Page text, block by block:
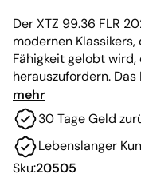
Der XTZ 99.36 FLR
modernen
Fähigkeit gelobt
herauszufordern.
exklusive Mitteltöner
Serie und der
Fountek.
In dieser mattweißen
mehr
30 Tage Geld
Lebenslanger
Sku:20505